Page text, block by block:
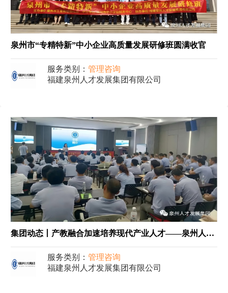
泉州市“专精特新”中小企业高质量发展研修班圆满收官
服务类别： 管理咨询
福建泉州人才发展集团有限公司
集团动态丨产教融合加速培养现代产业人才——泉州人才发展集团联合闽南理工学院在向兴集团成功举办智能制造产业实训活动
服务类别： 管理咨询
福建泉州人才发展集团有限公司